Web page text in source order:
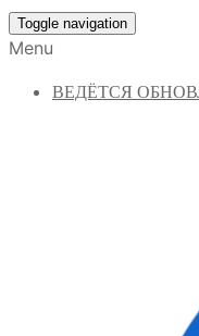
Toggle navigation
Menu
ВЕДЁТСЯ